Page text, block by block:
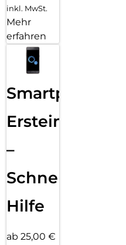
inkl. MwSt.
Mehr
erfahren
Smartphone
Ersteinrichtung
–
Schnelle
Hilfe
ab 25,00 €